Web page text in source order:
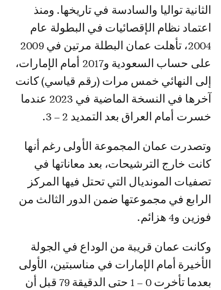
الثانية تواليا والسادسة في تاريخها. ومنذ
اعتماد نظام الإقصائيات في البطولة عام
2004، تأهلت عمان البطلة مرتين في 2009
على حساب السعودية و2017 أمام الإمارات،
إلى النهائي خمس مرات (رقم قياسي) كانت
آخرها في النسخة الماضية في 2023 عندما
خسرت أمام العراق بعد التمديد 2 – 3.
وتصدرت عمان المجموعة الأولى رغم أنها
كانت خارج الترشيحات، بعد معاناتها في
تصفيات المونديال التي تحتل فيها المركز
الرابع في مجموعتها ضمن الدور الثالث من
فوزين و4 هزائم.
وكانت عمان قريبة من الوداع في الجولة
الأخيرة أمام الإمارات في مناسبتين، الأولى
بعدما تأخرت 0 – 1 حتى الدقيقة 79 قبل أن